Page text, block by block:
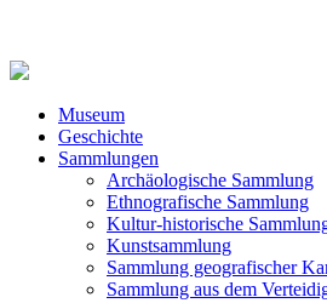
Museum
Geschichte
Sammlungen
Archäologische Sammlung
Ethnografische Sammlung
Kultur-historische
Kunstsammlung
Sammlung geografischer
Sammlung aus dem